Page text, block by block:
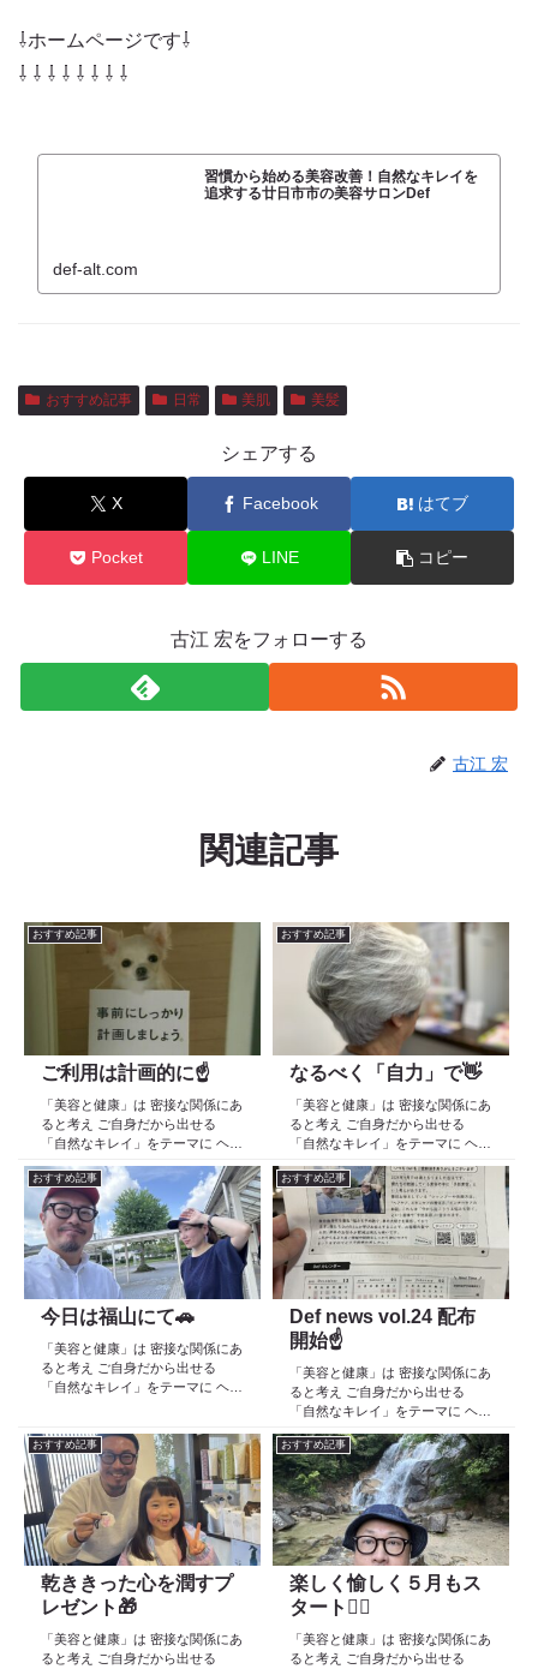
⇩ホームページです⇩
⇩ ⇩ ⇩ ⇩ ⇩ ⇩ ⇩ ⇩
習慣から始める美容改善！自然なキレイを
追求する廿日市市の美容サロンDef
def-alt.com
おすすめ記事 日常 美肌 美髪
シェアする
X Facebook はてブ
Pocket LINE コピー
古江 宏をフォローする
古江 宏
関連記事
おすすめ記事
ご利用は計画的に☝️
「美容と健康」は 密接な関係にあ
ると考え ご自身だから出せる
「自然なキレイ」をテーマに ヘア
の 「根本改善」を目的とした美容
院 Def 古江です 2023年３月30日
より スタートしたこのブログ
日々の事や...
おすすめ記事
なるべく「自力」で👋
「美容と健康」は 密接な関係にあ
ると考え ご自身だから出せる
「自然なキレイ」をテーマに ヘア
の 「根本改善」を目的とした美容
院 Def 古江です 2023年３月30日
より スタートしたこのブログ
日々の事や...
おすすめ記事
今日は福山にて🚗
「美容と健康」は 密接な関係にあ
ると考え ご自身だから出せる
「自然なキレイ」をテーマに ヘア
院 Def 古江です 2023年３月30日
より スタートしたこのブログ
日々の事や...
おすすめ記事
Def news vol.24 配布
開始☝️
「美容と健康」は 密接な関係にあ
ると考え ご自身だから出せる
「自然なキレイ」をテーマに ヘア
の 「根本改善」を目的とした美容
院 Def 古江です 2023年３月30日
より スタートしたこのブログ
日々の事や...
おすすめ記事
乾ききった心を潤すプ
レゼント🎁
「美容と健康」は 密接な関係にあ
ると考え ご自身だから出せる
おすすめ記事
楽しく愉しく５月もス
タート🏃‍♂️
「美容と健康」は 密接な関係にあ
ると考え ご自身だから出せる